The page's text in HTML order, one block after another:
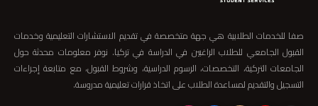
صفا للخدمات الطلابية هي جهة متخصصة في تقديم الاستشارات التعليمية وخدمات
القبول الجامعي للطلاب الراغبين في الدراسة في تركيا. نوفر معلومات محدثة حول
الجامعات التركية، التخصصات، الرسوم الدراسية، وشروط القبول، مع متابعة إجراءات
التسجيل والتقديم لمساعدة الطلاب على اتخاذ قرارات تعليمية مدروسة.